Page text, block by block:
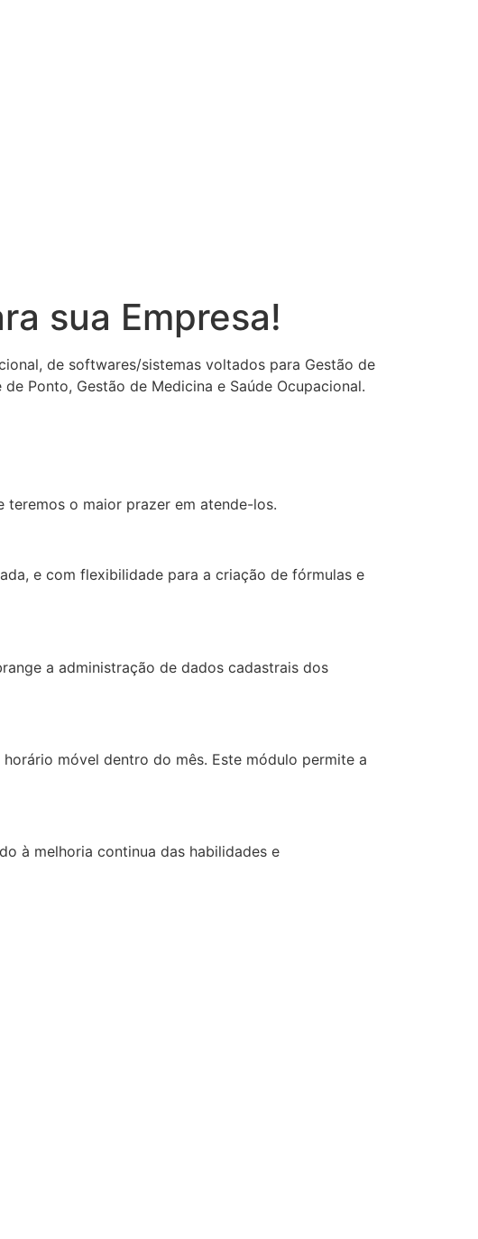
sua Empresa!
de softwares/sistemas voltados para Gestão de
Ponto, Gestão de Medicina e Saúde Ocupacional.
teremos o maior prazer em atende-los.
e com flexibilidade para a criação de fórmulas e
a administração de dados cadastrais dos
móvel dentro do mês. Este módulo permite a
à melhoria continua das habilidades e